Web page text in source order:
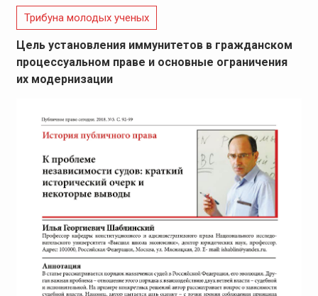
Трибуна молодых ученых
Цель установления иммунитетов в гражданском
процессуальном праве и основные ограничения
их модернизации